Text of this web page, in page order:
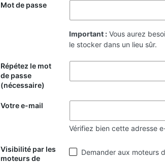
Mot de passe
Important : Vous aurez
le stocker dans un lieu sûr.
Répétez le mot
de passe
(nécessaire)
Votre e-mail
Vérifiez bien cette adresse
Visibilité par les
moteurs de
Visibilité
par
Demander aux moteurs